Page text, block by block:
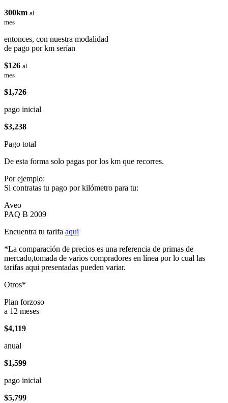
300km al
mes
entonces, con nuestra modalidad
de pago por km serían
$126 al
mes
$1,726
pago inicial
$3,238
Pago total
De esta forma solo pagas por los km que recorres.
Por ejemplo:
Si contratas tu pago por kilómetro para tu:
Aveo
PAQ B 2009
Encuentra tu tarifa aqui
*La comparación de precios es una referencia de primas de
mercado,tomada de varios compradores en línea por lo cual las
tarifas aqui presentadas pueden variar.
Otros*
Plan forzoso
a 12 meses
$4,119
anual
$1,599
pago inicial
$5,799